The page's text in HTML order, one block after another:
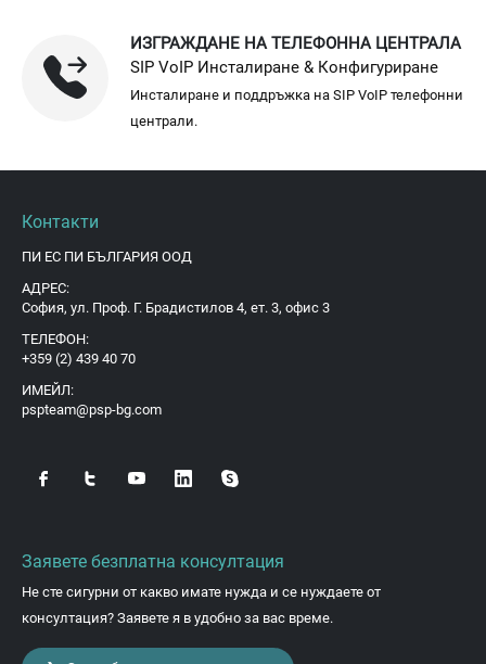
ИЗГРАЖДАНЕ НА ТЕЛЕФОННА ЦЕНТРАЛА
SIP VoIP Инсталиране & Конфигуриране
Инсталиране и поддръжка на SIP VoIP телефонни
централи.
Контакти
ПИ ЕС ПИ БЪЛГАРИЯ ООД
АДРЕС:
София, ул. Проф. Г. Брадистилов 4, ет. 3, офис 3
ТЕЛЕФОН:
+359 (2) 439 40 70
ИМЕЙЛ:
pspteam@psp-bg.com
Заявете безплатна консултация
Не сте сигурни от какво имате нужда и се нуждаете от
консултация? Заявете я в удобно за вас време.